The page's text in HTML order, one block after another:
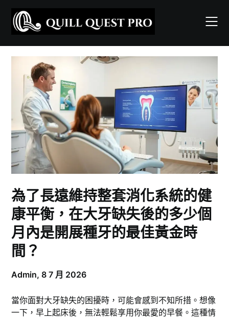
content
為了長遠維持整套消化系統的健
康平衡，在大牙缺失後的多少個
月內是開展種牙的最佳黃金時
間？
Admin,8 7 月 2026
當你面對大牙缺失的困擾時，可能會感到不知所措。想像
一下，早上起床後，無法輕鬆享用你最愛的早餐。這種情